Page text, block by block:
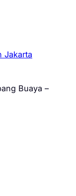
Jakarta
Buaya –